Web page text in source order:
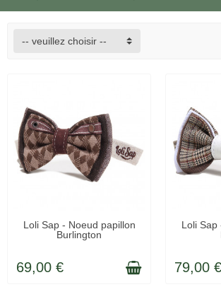
-- veuillez choisir --
EN STOCK
Loli Sap - Noeud papillon
Burlington
69,00 €
Loli Sap
79,00 €